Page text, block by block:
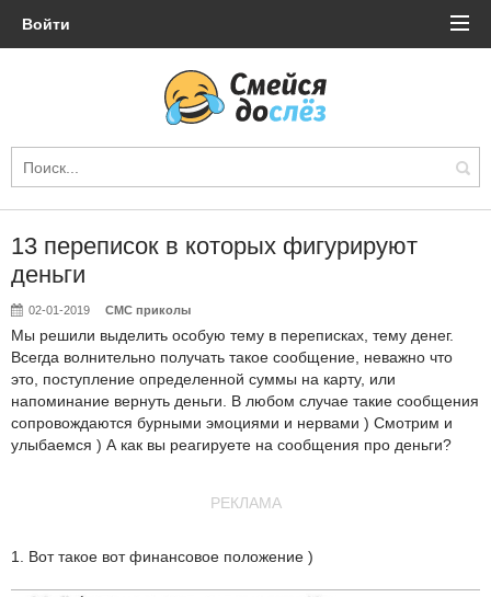
Войти
13 переписок в которых фигурируют
деньги
02-01-2019 СМС приколы
Мы решили выделить особую тему в переписках, тему денег.
Всегда волнительно получать такое сообщение, неважно что
это, поступление определенной суммы на карту, или
напоминание вернуть деньги. В любом случае такие сообщения
сопровождаются бурными эмоциями и нервами ) Смотрим и
улыбаемся ) А как вы реагируете на сообщения про деньги?
РЕКЛАМА
1. Вот такое вот финансовое положение )